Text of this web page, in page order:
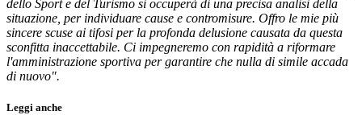
dello Sport e del Turismo si occuperà di una precisa analisi della
situazione, per individuare cause e contromisure. Offro le mie più
sincere scuse ai tifosi per la profonda delusione causata da questa
sconfitta inaccettabile. Ci impegneremo con rapidità a riformare
l'amministrazione sportiva per garantire che nulla di simile accada
di nuovo".
Leggi anche